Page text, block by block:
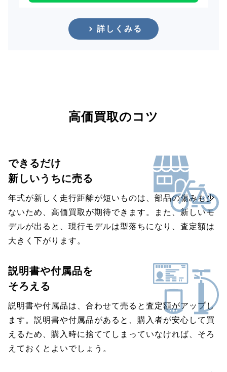
詳しくみる
高価買取のコツ
できるだけ
新しいうちに売る
年式が新しく走行距離が短いものは、部品の傷みも少
ないため、高価買取が期待できます。また、新しいモ
デルが出ると、現行モデルは型落ちになり、査定額は
大きく下がります。
説明書や付属品を
そろえる
説明書や付属品は、合わせて売ると査定額がアップし
ます。説明書や付属品があると、購入者が安心して買
えるため、購入時に捨ててしまっていなければ、そろ
えておくとよいでしょう。